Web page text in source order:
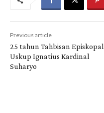
Previous article
25 tahun Tahbisan Episkopal
Uskup Ignatius Kardinal
Suharyo